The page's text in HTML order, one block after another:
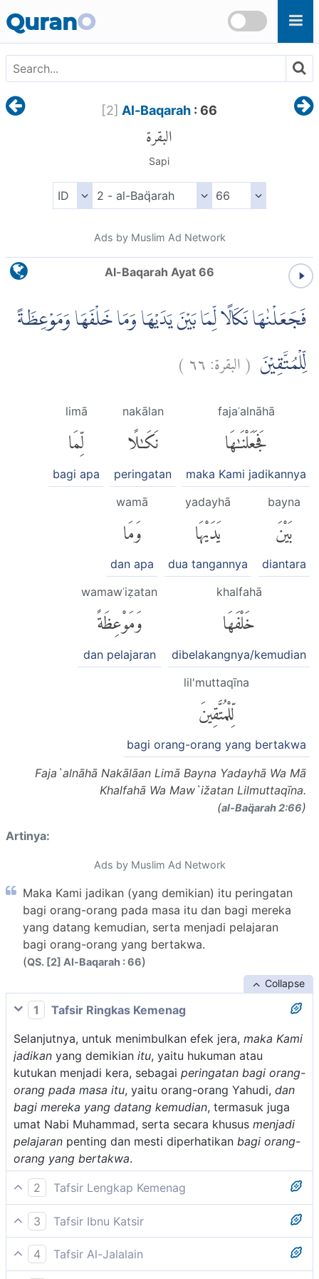
QuranO
[2] Al-Baqarah : 66
البقرة
Sapi
Ads by Muslim Ad Network
Al-Baqarah Ayat 66
فَجَعَلْنٰهَا نَكَالًا لِّمَا بَيْنَ يَدَيْهَا وَمَا خَلْفَهَا وَمَوْعِظَةً
لِّلْمُتَّقِيْنَ (البقرة:٦٦)
fajaʿalnāhā
فَجَعَلْنَٰهَا
maka Kami jadikannya
nakālan
نَكَٰلًا
peringatan
limā
لِّمَا
bagi apa
bayna
بَيْنَ
diantara
yadayhā
يَدَيْهَا
dua tangannya
wamā
وَمَا
dan apa
khalfahā
خَلْفَهَا
dibelakangnya/kemudian
wamawʿiẓatan
وَمَوْعِظَةً
dan pelajaran
lil'muttaqīna
لِّلْمُتَّقِينَ
bagi orang-orang yang bertakwa
Faja`alnāhā Nakālāan Limā Bayna Yadayhā Wa Mā
Khalfahā Wa Maw`ižatan Lilmuttaqīna.
(al-Baq̈arah 2:66)
Artinya:
Ads by Muslim Ad Network
Maka Kami jadikan (yang demikian) itu peringatan
bagi orang-orang pada masa itu dan bagi mereka
yang datang kemudian, serta menjadi pelajaran
bagi orang-orang yang bertakwa.
(QS. [2] Al-Baqarah : 66)
Collapse
1
Tafsir Ringkas Kemenag
Selanjutnya, untuk menimbulkan efek jera, maka Kami
jadikan yang demikian itu, yaitu hukuman atau
kutukan menjadi kera, sebagai peringatan bagi orang-
orang pada masa itu, yaitu orang-orang Yahudi, dan
bagi mereka yang datang kemudian, termasuk juga
umat Nabi Muhammad, serta secara khusus menjadi
pelajaran penting dan mesti diperhatikan bagi orang-
orang yang bertakwa.
2
Tafsir Lengkap Kemenag
Pada ayat ini Allah menerangkan maksud dari
hukuman yang dijatuhkan kepada Bani Israil, untuk
menjadi pelajaran bagi manusia agar mencegah
perbuatan-perbuatan yang melampaui ketentuan-
3
Tafsir Ibnu Katsir
Firman Allah Swt.:
4
Tafsir Al-Jalalain